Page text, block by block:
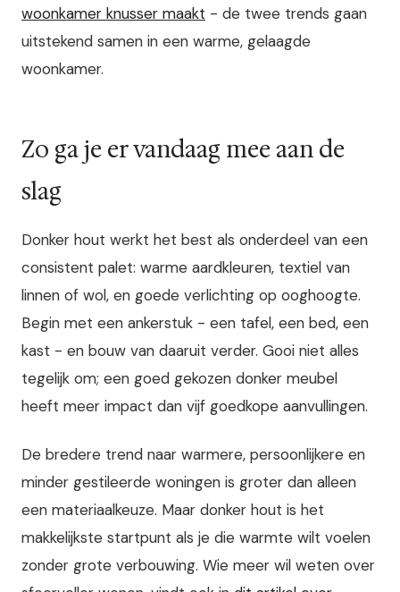
woonkamer knusser maakt - de twee trends gaan
uitstekend samen in een warme, gelaagde
woonkamer.
Zo ga je er vandaag mee aan de
slag
Donker hout werkt het best als onderdeel van een
consistent palet: warme aardkleuren, textiel van
linnen of wol, en goede verlichting op ooghoogte.
Begin met een ankerstuk - een tafel, een bed, een
kast - en bouw van daaruit verder. Gooi niet alles
tegelijk om; een goed gekozen donker meubel
heeft meer impact dan vijf goedkope aanvullingen.
De bredere trend naar warmere, persoonlijkere en
minder gestileerde woningen is groter dan alleen
een materiaalkeuze. Maar donker hout is het
makkelijkste startpunt als je die warmte wilt voelen
zonder grote verbouwing. Wie meer wil weten over